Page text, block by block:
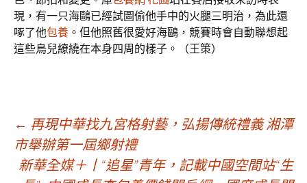
現，有一只海鷗已經試圖偷他手中的火腿三明治，為此還
啄了他包養 。但他照舊很愛好海鷗，競賽時會自動聯想起
這些鳥兒繚繞在本身四周的樣子。（王策）
文
← 再現中華找九宮格射藝，弘揚傳統禮義 湘潭
市舉辦第一屆鄉射禮
新華全媒＋丨“追星”青年，記載中國空間站“生